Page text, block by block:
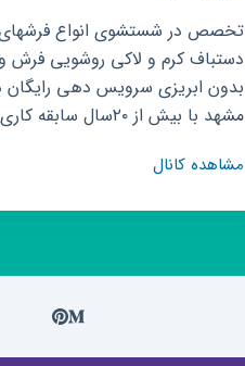
تخصص در شستشوی انواع
دستباف کرم و لاکی روشویی فرش
بدون ابریزی سرویس دهی رایگان
مشهد با بیش از ۲۰سال سابقه کاری
مشاهده کانالکانال
قالیشویی